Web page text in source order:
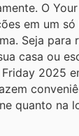
O
em um
Seja para
casa ou
2025
quanto na